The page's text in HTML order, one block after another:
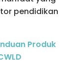
pendidikan
Produk